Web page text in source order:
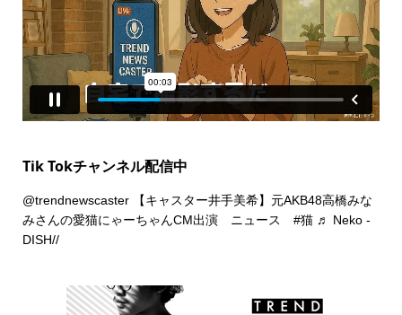
Tik Tokチャンネル配信中
@trendnewscaster【キャスター井手美希】元AKB48高橋みな
みさんの愛猫にゃーちゃんCM出演 ニュース #猫 ♬ Neko -
DISH//